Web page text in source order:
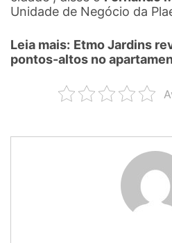
Unidade de Negócio da
Leia mais: Etmo Jardins
pontos-altos no